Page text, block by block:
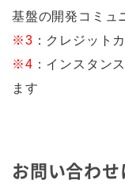
基盤の開発コミュ
※3 ：クレジット
※4 ：インスタン
ます
お問い合わ